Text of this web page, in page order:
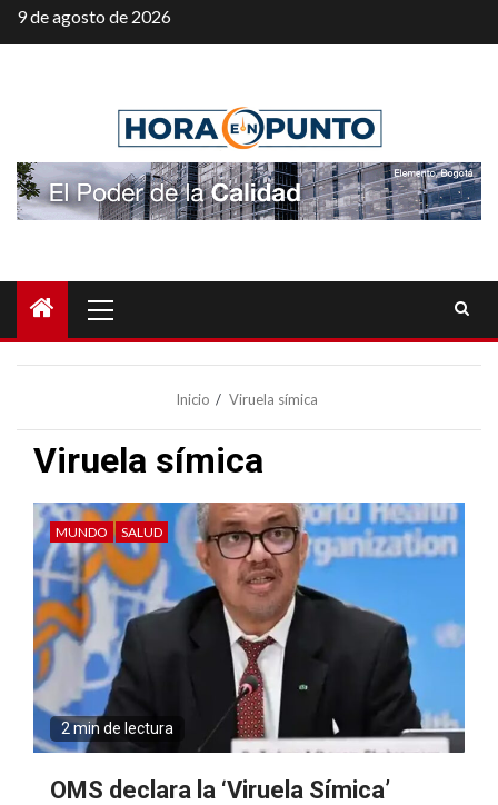
Saltar
al
9 de agosto de 2026
principal
Inicio Viruela símica
Viruela símica
MUNDO SALUD
2 min de lectura
OMS declara la ‘Viruela Símica’